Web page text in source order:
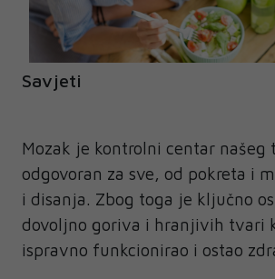
Savjeti
Mozak je kontrolni centar našeg
odgovoran za sve, od pokreta i
i disanja. Zbog toga je ključno
dovoljno goriva i hranjivih tvari
ispravno funkcionirao i ostao